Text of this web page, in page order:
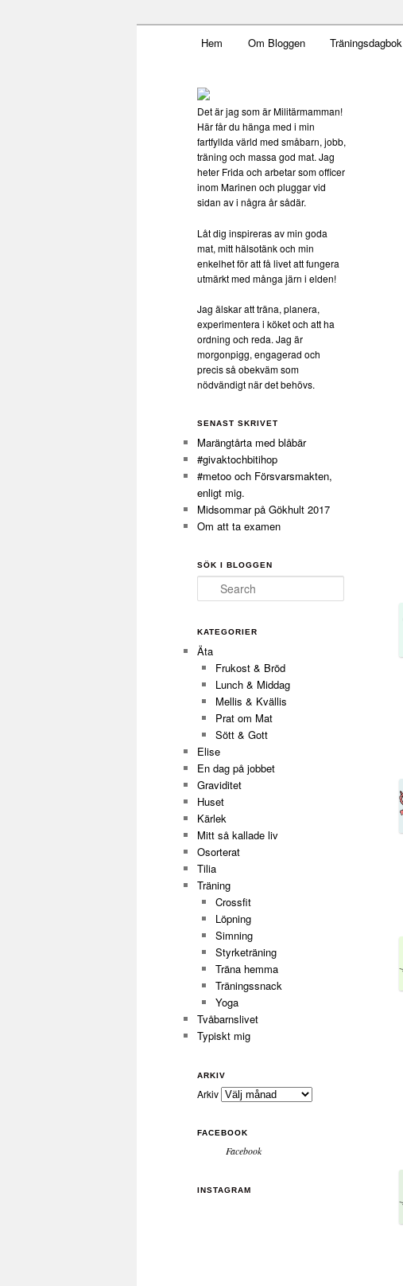
Militärmamman
Skip to primary content
Hem Om Bloggen Träningsdagbok
Det är jag som är Militärmamman!
Här får du hänga med i min
fartfyllda värld med småbarn, jobb,
träning och massa god mat. Jag
heter Frida och arbetar som officer
inom Marinen och pluggar vid
sidan av i några år sådär.
Låt dig inspireras av min goda
mat, mitt hälsotänk och min
enkelhet för att få livet att fungera
utmärkt med många järn i elden!
Jag älskar att träna, planera,
experimentera i köket och att ha
ordning och reda. Jag är
morgonpigg, engagerad och
precis så obekväm som
nödvändigt när det behövs.
SENAST SKRIVET
Marängtårta med blåbär
#givaktochbitihop
#metoo och Försvarsmakten,
enligt mig.
Midsommar på Gökhult 2017
Om att ta examen
SÖK I BLOGGEN
Search
KATEGORIER
Äta
Frukost & Bröd
Lunch & Middag
Mellis & Kvällis
Prat om Mat
Sött & Gott
Elise
En dag på jobbet
Graviditet
Huset
Kärlek
Mitt så kallade liv
Osorterat
Tilia
Träning
Crossfit
Löpning
Simning
Styrketräning
Träna hemma
Träningssnack
Yoga
Tvåbarnslivet
Typiskt mig
ARKIV
Arkiv
FACEBOOK
Facebook
INSTAGRAM